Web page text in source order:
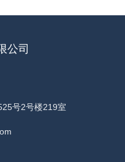
公司
号2号楼219室